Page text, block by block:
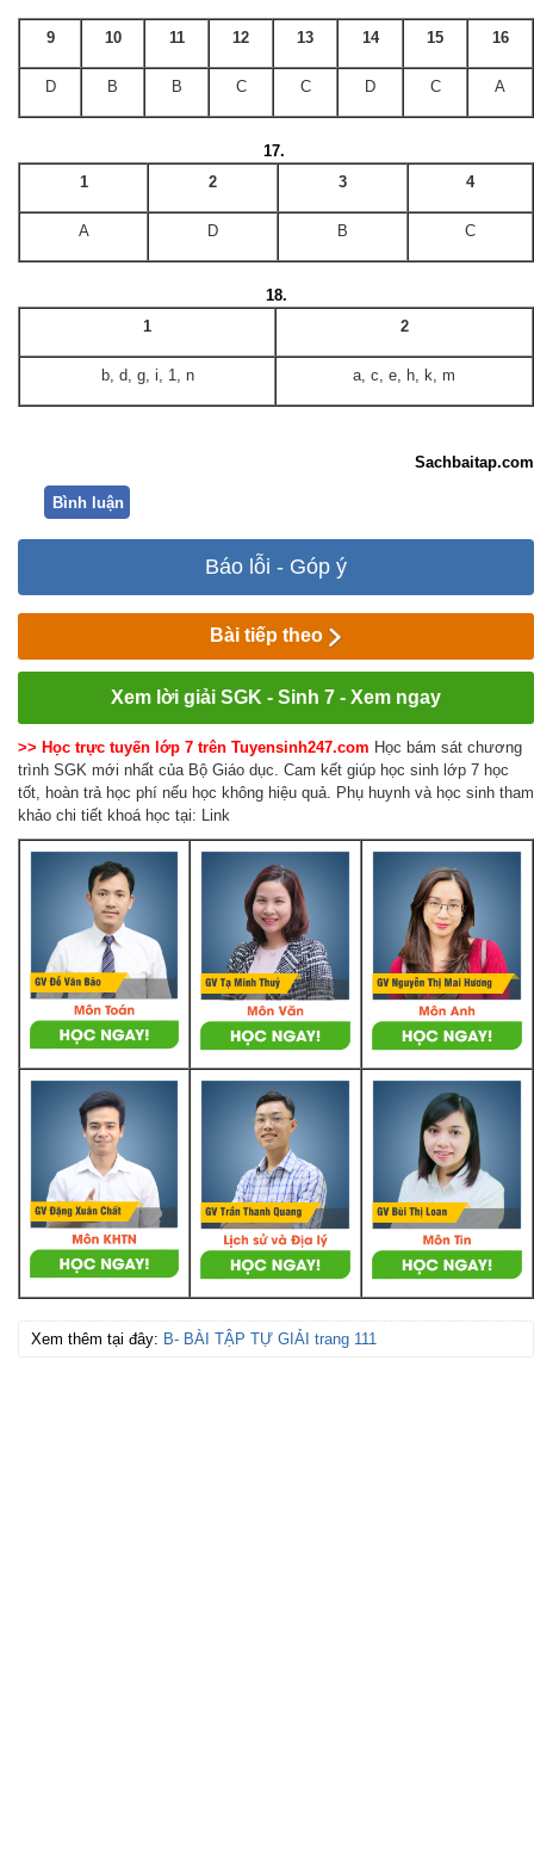
9 10 11 12 13 14 15 16
D B B C C D C A
17.
1
2 3 4
A D B C
18.
1
2
b, d, g, i, 1, n a, c, e, h, k, m
Sachbaitap.com
Bình luận
Báo lỗi - Góp ý
Bài tiếp theo
Xem lời giải SGK - Sinh 7 - Xem ngay
>> Học trực tuyến lớp 7 trên Tuyensinh247.com Học bám sát chương
trình SGK mới nhất của Bộ Giáo dục. Cam kết giúp học sinh lớp 7 học
tốt, hoàn trả học phí nếu học không hiệu quả. Phụ huynh và học sinh tham
khảo chi tiết khoá học tại: Link
Xem thêm tại đây: B- BÀI TẬP TỰ GIẢI trang 111